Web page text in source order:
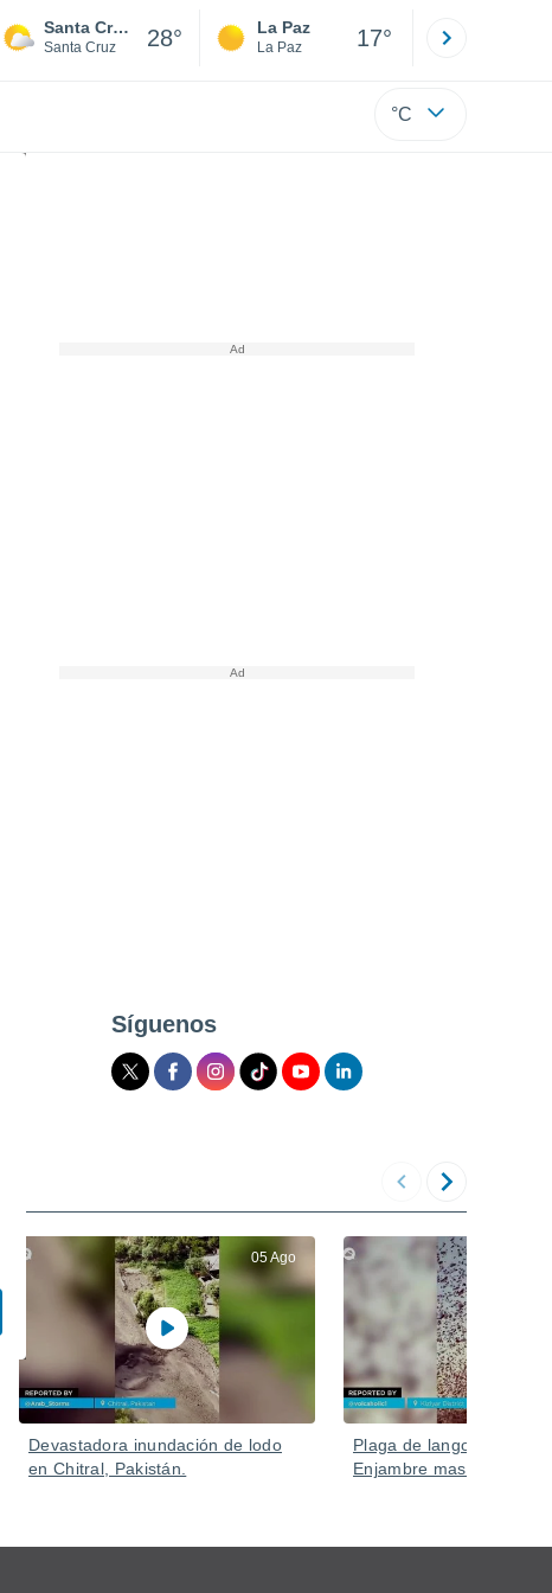
Santa Cruz de la Sierra
Santa Cruz 28° La Paz
La Paz 17°
°C
Síguenos
05 Ago
Devastadora inundación de lodo
en Chitral, Pakistán.
Plaga de langostas en
Enjambre masivo en